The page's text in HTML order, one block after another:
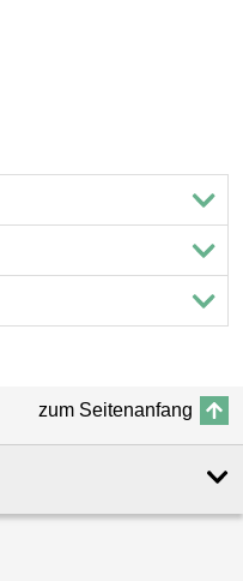
zum Seitenanfang